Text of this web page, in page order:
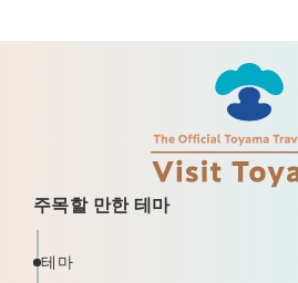
주목할 만한 테마
테마